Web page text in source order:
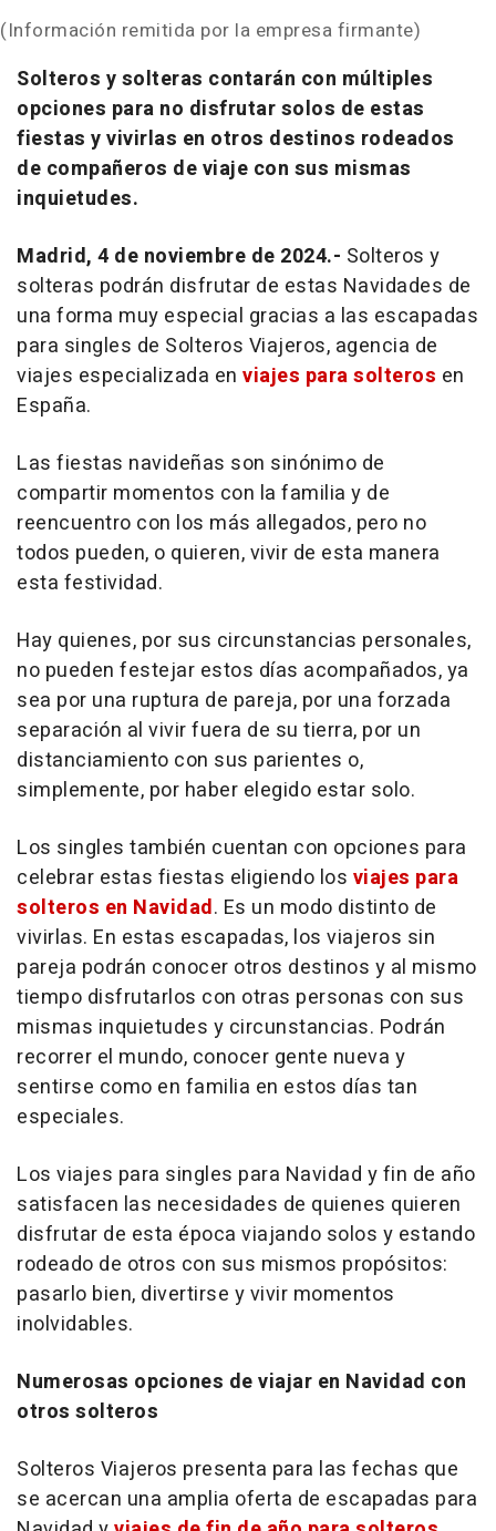
(Información remitida por la empresa firmante)
Solteros y solteras contarán con múltiples
opciones para no disfrutar solos de estas
fiestas y vivirlas en otros destinos rodeados
de compañeros de viaje con sus mismas
inquietudes.
Madrid, 4 de noviembre de 2024.- Solteros y
solteras podrán disfrutar de estas Navidades de
una forma muy especial gracias a las escapadas
para singles de Solteros Viajeros, agencia de
viajes especializada en viajes para solteros en
España.
Las fiestas navideñas son sinónimo de
compartir momentos con la familia y de
reencuentro con los más allegados, pero no
todos pueden, o quieren, vivir de esta manera
esta festividad.
Hay quienes, por sus circunstancias personales,
no pueden festejar estos días acompañados, ya
sea por una ruptura de pareja, por una forzada
separación al vivir fuera de su tierra, por un
distanciamiento con sus parientes o,
simplemente, por haber elegido estar solo.
Los singles también cuentan con opciones para
celebrar estas fiestas eligiendo los viajes para
solteros en Navidad. Es un modo distinto de
vivirlas. En estas escapadas, los viajeros sin
pareja podrán conocer otros destinos y al mismo
tiempo disfrutarlos con otras personas con sus
mismas inquietudes y circunstancias. Podrán
recorrer el mundo, conocer gente nueva y
sentirse como en familia en estos días tan
especiales.
Los viajes para singles para Navidad y fin de año
satisfacen las necesidades de quienes quieren
disfrutar de esta época viajando solos y estando
rodeado de otros con sus mismos propósitos:
pasarlo bien, divertirse y vivir momentos
inolvidables.
Numerosas opciones de viajar en Navidad con
otros solteros
Solteros Viajeros presenta para las fechas que
se acercan una amplia oferta de escapadas para